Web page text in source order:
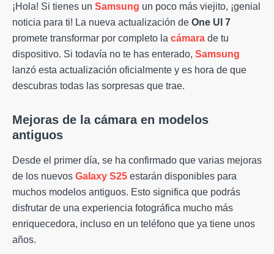
¡Hola! Si tienes un Samsung un poco más viejito, ¡genial
noticia para ti! La nueva actualización de One UI 7
promete transformar por completo la cámara de tu
dispositivo. Si todavía no te has enterado, Samsung
lanzó esta actualización oficialmente y es hora de que
descubras todas las sorpresas que trae.
Mejoras de la cámara en modelos
antiguos
Desde el primer día, se ha confirmado que varias mejoras
de los nuevos Galaxy S25 estarán disponibles para
muchos modelos antiguos. Esto significa que podrás
disfrutar de una experiencia fotográfica mucho más
enriquecedora, incluso en un teléfono que ya tiene unos
años.